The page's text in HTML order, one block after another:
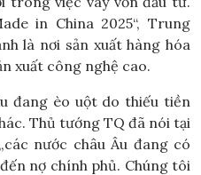
in China 2025“, Trung
là nơi sản xuất hàng hóa
xuất công nghệ cao.
đang èo uột do thiếu tiền
Thủ tướng TQ đã nói tại
nước châu Âu đang có
nợ chính phủ. Chúng tôi